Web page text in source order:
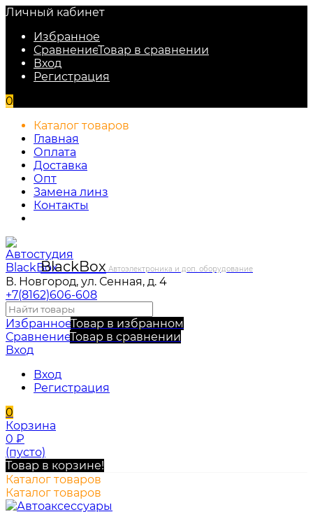
Личный кабинет
Избранное
СравнениеТовар в сравнении
Вход
Регистрация
0
Каталог товаров
Главная
Оплата
Доставка
Опт
Замена линз
Контакты
BlackBox Автоэлектроника и доп. оборудование
В. Новгород, ул. Сенная, д. 4
+7(8162)606-608
ИзбранноеТовар в избранном
СравнениеТовар в сравнении
Вход
Вход
Регистрация
0
Корзина
0 ₽
(пусто)
Товар в корзине!
Каталог товаров
Каталог товаров